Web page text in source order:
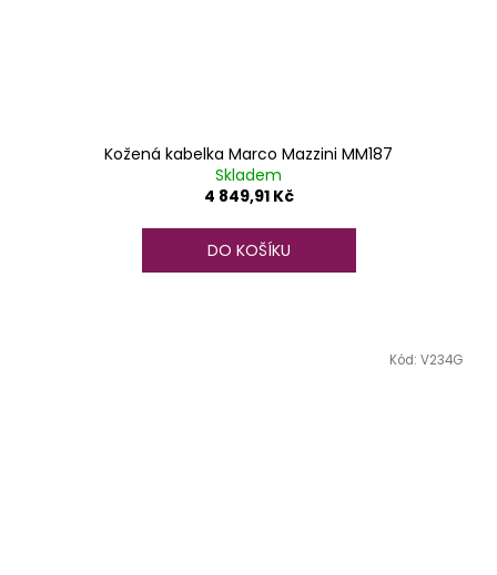
Kožená kabelka Marco Mazzini MM187
Skladem
4 849,91 Kč
DO KOŠÍKU
Kód: V234G